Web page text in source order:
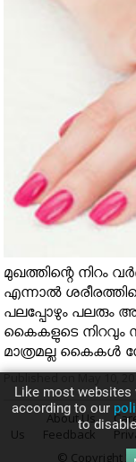
മുഖത്തിന്റെ നിറം
എന്നാല്‍
പലപ്പോഴും പലരും
കൈകളുടെ നിറവും
മാത്രമല്ല കൈകൾ
About Us
Us
Feedback
© Copyright
Like most websites
according to our
to